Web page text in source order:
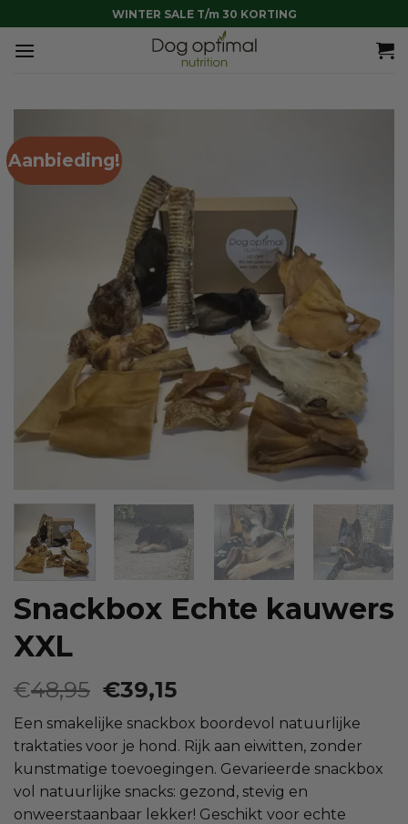
naar
inhoud
WINTER SALE T/m 30 KORTING
Aanbieding!
Snackbox Echte kauwers
XXL
€48,95 Oorspronkelijke
prijs
was:
€48,95.
€39,15Huidige
prijs
is:
€39,15.
Een smakelijke snackbox boordevol natuurlijke
traktaties voor je hond. Rijk aan eiwitten, zonder
kunstmatige toevoegingen. Gevarieerde snackbox
vol natuurlijke snacks: gezond, stevig en
onweerstaanbaar lekker! Geschikt voor echte